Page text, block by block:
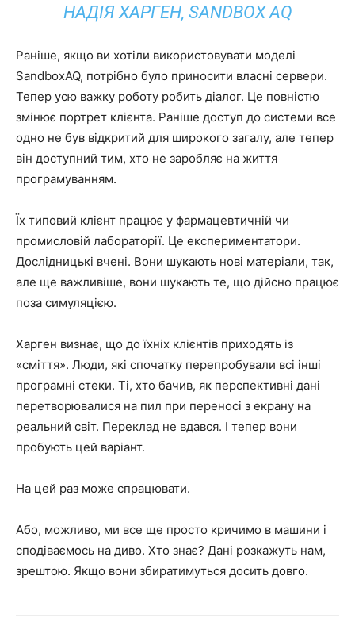
НАДІЯ ХАРГЕН, SANDBOX AQ
Раніше, якщо ви хотіли використовувати моделі
SandboxAQ, потрібно було приносити власні сервери.
Тепер усю важку роботу робить діалог. Це повністю
змінює портрет клієнта. Раніше доступ до системи все
одно не був відкритий для широкого загалу, але тепер
він доступний тим, хто не заробляє на життя
програмуванням.
Їх типовий клієнт працює у фармацевтичній чи
промисловій лабораторії. Це експериментатори.
Дослідницькі вчені. Вони шукають нові матеріали, так,
але ще важливіше, вони шукають те, що дійсно працює
поза симуляцією.
Харген визнає, що до їхніх клієнтів приходять із
«сміття». Люди, які спочатку перепробували всі інші
програмні стеки. Ті, хто бачив, як перспективні дані
перетворювалися на пил при переносі з екрану на
реальний світ. Переклад не вдався. І тепер вони
пробують цей варіант.
На цей раз може спрацювати.
Або, можливо, ми все ще просто кричимо в машини і
сподіваємось на диво. Хто знає? Дані розкажуть нам,
зрештою. Якщо вони збиратимуться досить довго.